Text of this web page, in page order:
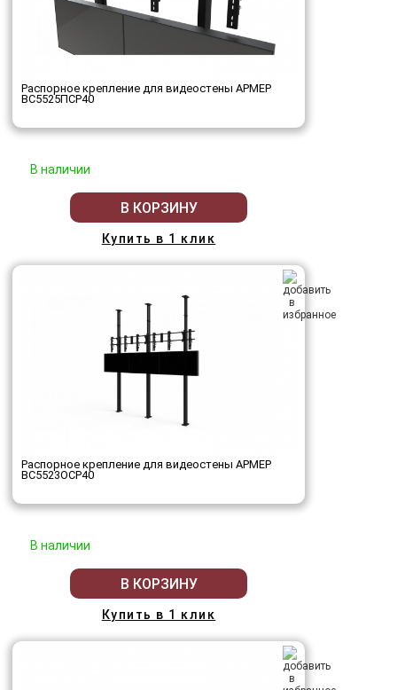
Распорное крепление для видеостены АРМЕР
ВС5525ПСР40
В наличии
В КОРЗИНУ
Купить в 1 клик
Распорное крепление для видеостены АРМЕР
ВС5523ОСР40
В наличии
В КОРЗИНУ
Купить в 1 клик